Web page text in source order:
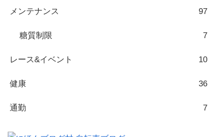
メンテナンス 97
糖質制限 7
レース&イベント 10
健康 36
通勤 7